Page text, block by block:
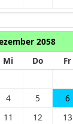
2058
Mi Do Fr
4 5 6
11 12 13